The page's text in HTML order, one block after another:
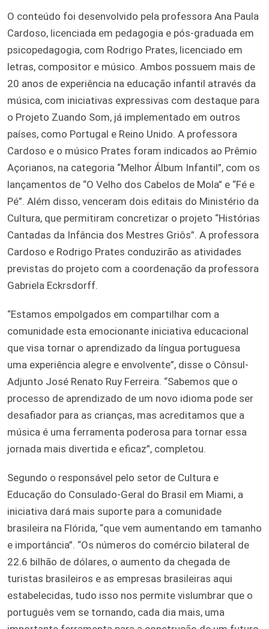
O conteúdo foi desenvolvido pela professora Ana Paula
Cardoso, licenciada em pedagogia e pós-graduada em
psicopedagogia, com Rodrigo Prates, licenciado em
letras, compositor e músico. Ambos possuem mais de
20 anos de experiência na educação infantil através da
música, com iniciativas expressivas com destaque para
o Projeto Zuando Som, já implementado em outros
países, como Portugal e Reino Unido. A professora
Cardoso e o músico Prates foram indicados ao Prêmio
Açorianos, na categoria “Melhor Álbum Infantil”, com os
lançamentos de “O Velho dos Cabelos de Mola” e “Fé e
Pé”. Além disso, venceram dois editais do Ministério da
Cultura, que permitiram concretizar o projeto “Histórias
Cantadas da Infância dos Mestres Griôs”. A professora
Cardoso e Rodrigo Prates conduzirão as atividades
previstas do projeto com a coordenação da professora
Gabriela Eckrsdorff.
“Estamos empolgados em compartilhar com a
comunidade esta emocionante iniciativa educacional
que visa tornar o aprendizado da língua portuguesa
uma experiência alegre e envolvente”, disse o Cônsul-
Adjunto José Renato Ruy Ferreira. “Sabemos que o
processo de aprendizado de um novo idioma pode ser
desafiador para as crianças, mas acreditamos que a
música é uma ferramenta poderosa para tornar essa
jornada mais divertida e eficaz”, completou.
Segundo o responsável pelo setor de Cultura e
Educação do Consulado-Geral do Brasil em Miami, a
iniciativa dará mais suporte para a comunidade
brasileira na Flórida, “que vem aumentando em tamanho
e importância”. “Os números do comércio bilateral de
22.6 bilhão de dólares, o aumento da chegada de
turistas brasileiros e as empresas brasileiras aqui
estabelecidas, tudo isso nos permite vislumbrar que o
português vem se tornando, cada dia mais, uma